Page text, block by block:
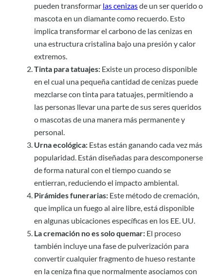
pueden transformar las cenizasde un ser querido o
mascota en un diamante como recuerdo. Esto
implica transformar el carbono de las cenizas en
una estructura cristalina bajo una presión y calor
extremos.
Tinta para tatuajes: Existe un proceso disponible
en el cual una pequeña cantidad de cenizas puede
mezclarse con tinta para tatuajes, permitiendo a
las personas llevar una parte de sus seres queridos
o mascotas de una manera más permanente y
personal.
Urna ecológica: Estas están ganando cada vez más
popularidad. Están diseñadas para descomponerse
de forma natural con el tiempo cuando se
entierran, reduciendo el impacto ambiental.
Pirámides funerarias: Este método de cremación,
que implica un fuego al aire libre, está disponible
en algunas ubicaciones específicas en los EE. UU.
La cremación no es solo quemar: El proceso
también incluye una fase de pulverización para
convertir cualquier fragmento de hueso restante
en la ceniza fina que normalmente asociamos con